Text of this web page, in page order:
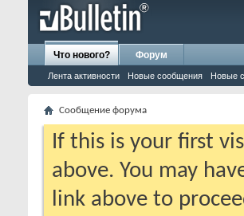
Что нового?
Лента активности Новые сообщения Новые
Форум
Сообщение форума
If this is your first
above. You may
link above to